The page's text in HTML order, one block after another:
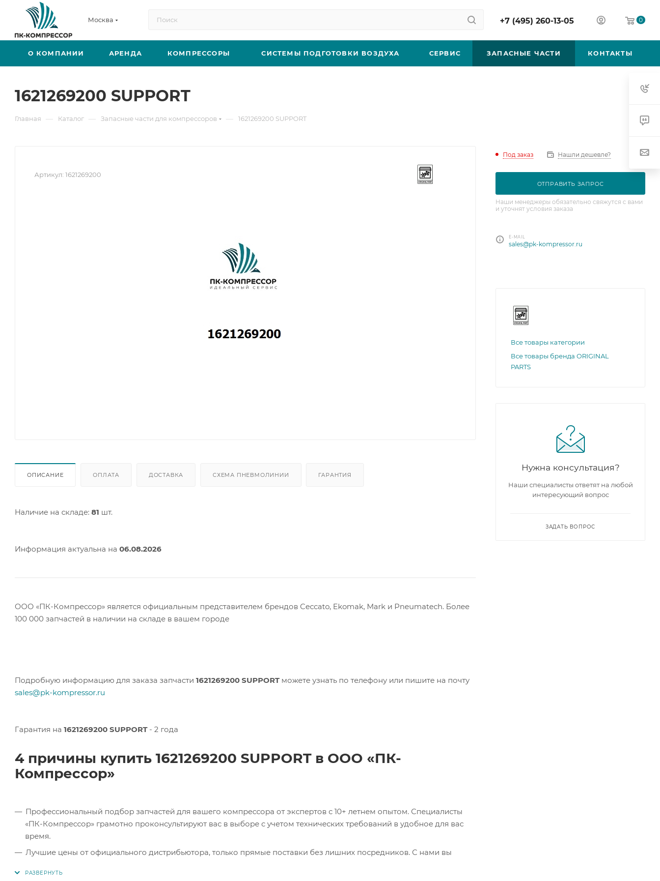
Москва +7 (495) 260-13-05 0
О КОМПАНИИ АРЕНДА КОМПРЕССОРЫ СИСТЕМЫ ПОДГОТОВКИ ВОЗДУХА СЕРВИС ЗАПАСНЫЕ ЧАСТИ КОНТАКТЫ
1621269200 SUPPORT
Главная — Каталог — Запасные части для компрессоров — 1621269200 SUPPORT
Артикул: 1621269200
ОПИСАНИЕ ОПЛАТА ДОСТАВКА СХЕМА ПНЕВМОЛИНИИ ГАРАНТИЯ
Наличие на складе: 81 шт.
Информация актуальна на 06.08.2026
ООО «ПК-Компрессор» является официальным представителем брендов Ceccato, Ekomak, Mark и Pneumatech. Более
100 000 запчастей в наличии на складе в вашем городе
Подробную информацию для заказа запчасти 1621269200 SUPPORTможете узнать по телефону или пишите на почту
sales@pk-kompressor.ru
Гарантия на 1621269200 SUPPORT- 2 года
4 причины купить 1621269200 SUPPORT в ООО «ПК-
Компрессор»
Профессиональный подбор запчастей для вашего компрессора от экспертов с 10+ летнем опытом. Специалисты
«ПК-Компрессор» грамотно проконсультируют вас в выборе с учетом технических требований в удобное для вас
время.
Лучшие цены от официального дистрибьютора, только прямые поставки без лишних посредников. С нами вы
Под заказ Нашли дешевле?
ОТПРАВИТЬ ЗАПРОС
Наши менеджеры обязательно свяжутся с вами
и уточнят условия заказа
E-MAIL
sales@pk-kompressor.ru
Все товары категории
Все товары бренда ORIGINAL
PARTS
Нужна консультация?
Наши специалисты ответят на любой
интересующий вопрос
ЗАДАТЬ ВОПРОС